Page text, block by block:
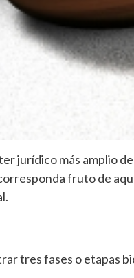
jurídico más amplio
fruto de
tres fases o etapas